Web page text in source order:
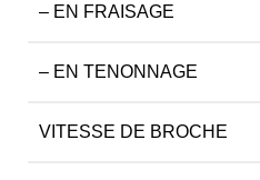
– EN FRAISAGE
– EN TENONNAGE
VITESSE DE BROCHE